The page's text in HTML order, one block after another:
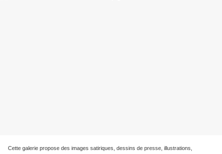
Cette galerie propose des images satiriques, dessins de presse, illustrations,